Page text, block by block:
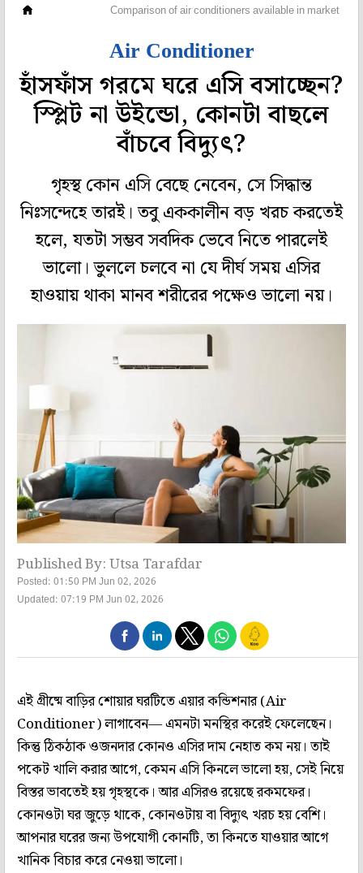
Comparison of air conditioners available in market
Air Conditioner
হাঁসফাঁস গরমে ঘরে এসি বসাচ্ছেন?
স্প্লিট না উইন্ডো, কোনটা বাছলে
বাঁচবে বিদ্যুৎ?
গৃহস্থ কোন এসি বেছে নেবেন, সে সিদ্ধান্ত
নিঃসন্দেহে তারই। তবু এককালীন বড় খরচ করতেই
হলে, যতটা সম্ভব সবদিক ভেবে নিতে পারলেই
ভালো। ভুললে চলবে না যে দীর্ঘ সময় এসির
হাওয়ায় থাকা মানব শরীরের পক্ষেও ভালো নয়।
Published By: Utsa Tarafdar
Posted: 01:50 PM Jun 02, 2026
Updated: 07:19 PM Jun 02, 2026
এই গ্রীষ্মে বাড়ির শোয়ার ঘরটিতে এয়ার কন্ডিশনার (Air
Conditioner) লাগাবেন— এমনটা মনস্থির করেই ফেলেছেন।
কিন্তু ঠিকঠাক ওজনদার কোনও এসির দাম নেহাত কম নয়। তাই
পকেট খালি করার আগে, কেমন এসি কিনলে ভালো হয়, সেই নিয়ে
বিস্তর ভাবতেই হয় গৃহস্থকে। আর এসিরও রয়েছে রকমফের।
কোনওটা ঘর জুড়ে থাকে, কোনওটায় বা বিদ্যুৎ খরচ হয় বেশি।
আপনার ঘরের জন্য উপযোগী কোনটি, তা কিনতে যাওয়ার আগে
খানিক বিচার করে নেওয়া ভালো।